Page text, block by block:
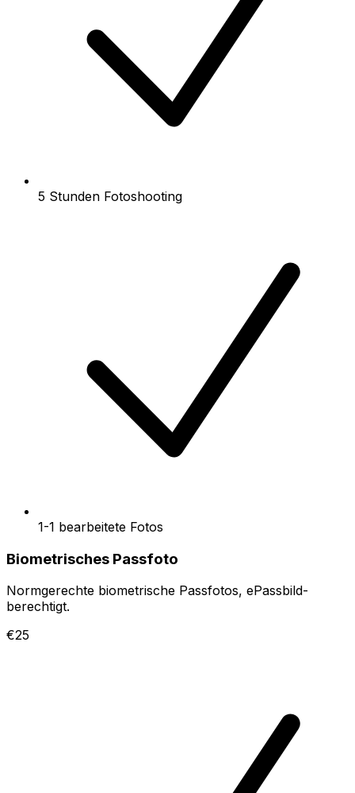
5 Stunden Fotoshooting
1-1 bearbeitete Fotos
Biometrisches Passfoto
Normgerechte biometrische Passfotos, ePassbild-
berechtigt.
€25